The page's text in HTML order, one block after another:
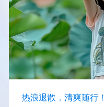
热浪退散，清爽随行！